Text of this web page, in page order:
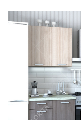
Кухни Белдрев
Кухни Неман
Кухни Модница
Кухни под заказ